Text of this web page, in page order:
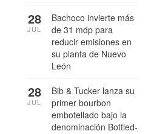
Bachoco invierte más
de 31 mdp para
reducir emisiones en
su planta de Nuevo
León
28
JUL
Bib & Tucker lanza su
primer bourbon
embotellado bajo la
denominación Bottled-
28
JUL